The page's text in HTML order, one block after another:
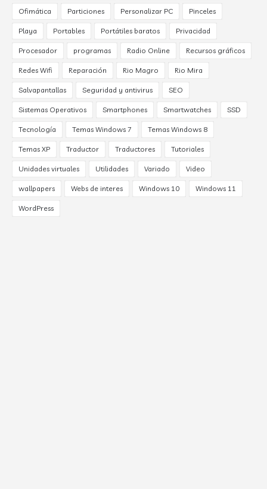
Ofimática Particiones Personalizar PC Pinceles
Playa Portables Portátiles baratos Privacidad
Procesador programas Radio Online Recursos gráficos
Redes Wifi Reparación Rio Magro Rio Mira
Salvapantallas Seguridad y antivirus SEO
Sistemas Operativos Smartphones Smartwatches SSD
Tecnología Temas Windows 7 Temas Windows 8
Temas XP Traductor Traductores Tutoriales
Unidades virtuales Utilidades Variado Video
wallpapers Webs de interes Windows 10 Windows 11
WordPress